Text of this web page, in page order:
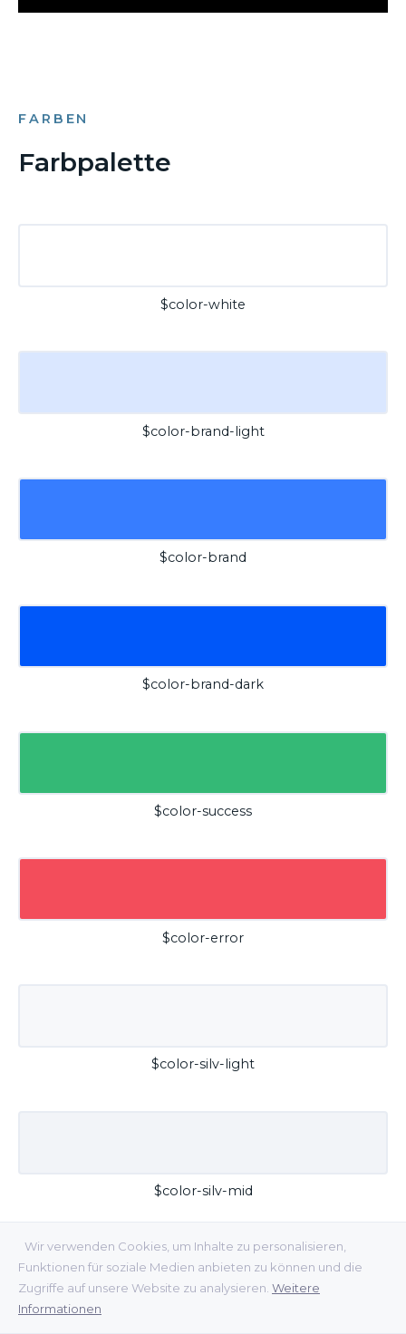
Wir verwenden Cookies, um Inhalte zu personalisieren,
Funktionen für soziale Medien anbieten zu können und die
Zugriffe auf unsere Website zu analysieren. Weitere
Informationen
FARBEN
Farbpalette
$color-white
$color-brand-light
$color-brand
$color-brand-dark
$color-success
$color-error
$color-silv-light
$color-silv-mid